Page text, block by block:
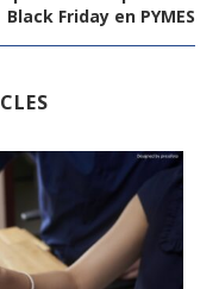
Black Friday en PYMES